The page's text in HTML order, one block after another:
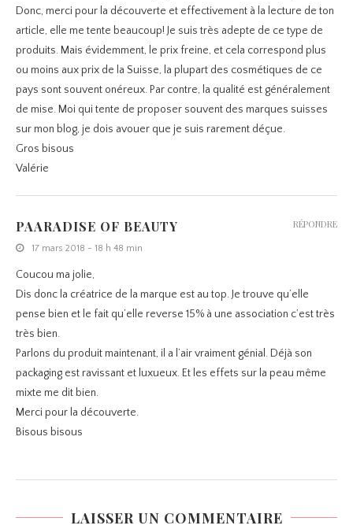
Donc, merci pour la découverte et effectivement à la lecture de ton
article, elle me tente beaucoup! Je suis très adepte de ce type de
produits. Mais évidemment, le prix freine, et cela correspond plus
ou moins aux prix de la Suisse, la plupart des cosmétiques de ce
pays sont souvent onéreux. Par contre, la qualité est généralement
de mise. Moi qui tente de proposer souvent des marques suisses
sur mon blog, je dois avouer que je suis rarement déçue.
Gros bisous
Valérie
PAARADISE OF BEAUTY
17 mars 2018 - 18 h 48 min
Coucou ma jolie,
Dis donc la créatrice de la marque est au top. Je trouve qu’elle
pense bien et le fait qu’elle reverse 15% à une association c’est très
très bien.
Parlons du produit maintenant, il a l’air vraiment génial. Déjà son
packaging est ravissant et luxueux. Et les effets sur la peau même
mixte me dit bien.
Merci pour la découverte.
Bisous bisous
RÉPONDRE
LAISSER UN COMMENTAIRE